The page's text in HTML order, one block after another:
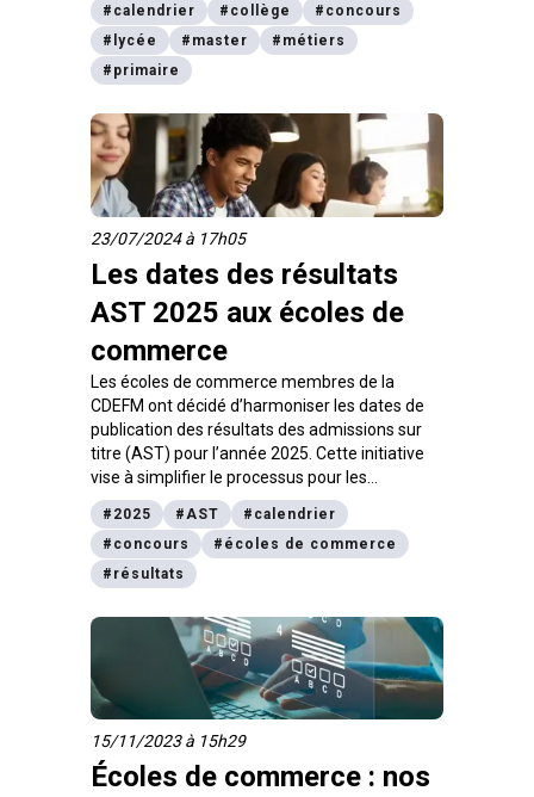
nationale. On te donne les dates d’inscription à
ne pas louper et le calendrier des épreuves
pour chaque concours pour la session 2025.
# calendrier # collège # concours
# lycée # master # métiers
# primaire
23/07/2024 à 17h05
Les dates des résultats
AST 2025 aux écoles de
commerce
Les écoles de commerce membres de la
CDEFM ont décidé d’harmoniser les dates de
publication des résultats des admissions sur
titre (AST) pour l’année 2025. Cette initiative
vise à simplifier le processus pour les
candidats et à offrir une plus grande
transparence.
# 2025 #AST # calendrier
# concours # écoles de commerce
# résultats
15/11/2023 à 15h29
Écoles de commerce : nos